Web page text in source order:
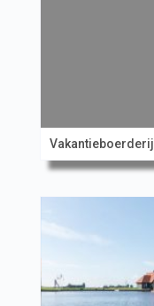
Vakantieboerderij